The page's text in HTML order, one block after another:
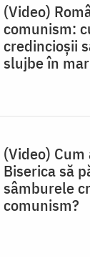
(Video)
comunism:
credincioșii
slujbe în
(Video)
Biserica să
sâmburele
comunism?